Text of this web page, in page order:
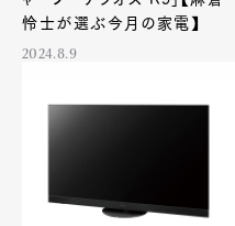
怜士が選ぶ今月の家電】
2024.8.9